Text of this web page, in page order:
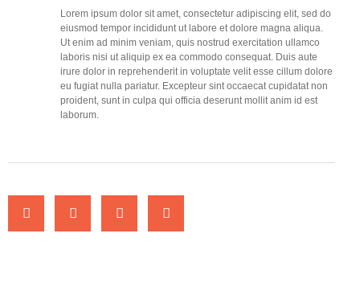
Lorem ipsum dolor sit amet, consectetur adipiscing elit, sed do
eiusmod tempor incididunt ut labore et dolore magna aliqua.
Ut enim ad minim veniam, quis nostrud exercitation ullamco
laboris nisi ut aliquip ex ea commodo consequat. Duis aute
irure dolor in reprehenderit in voluptate velit esse cillum dolore
eu fugiat nulla pariatur. Excepteur sint occaecat cupidatat non
proident, sunt in culpa qui officia deserunt mollit anim id est
laborum.